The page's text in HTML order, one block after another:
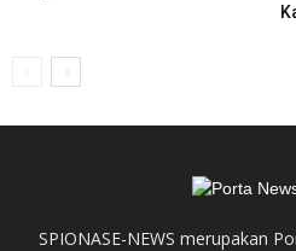
SPIONASE-NEWS merupakan